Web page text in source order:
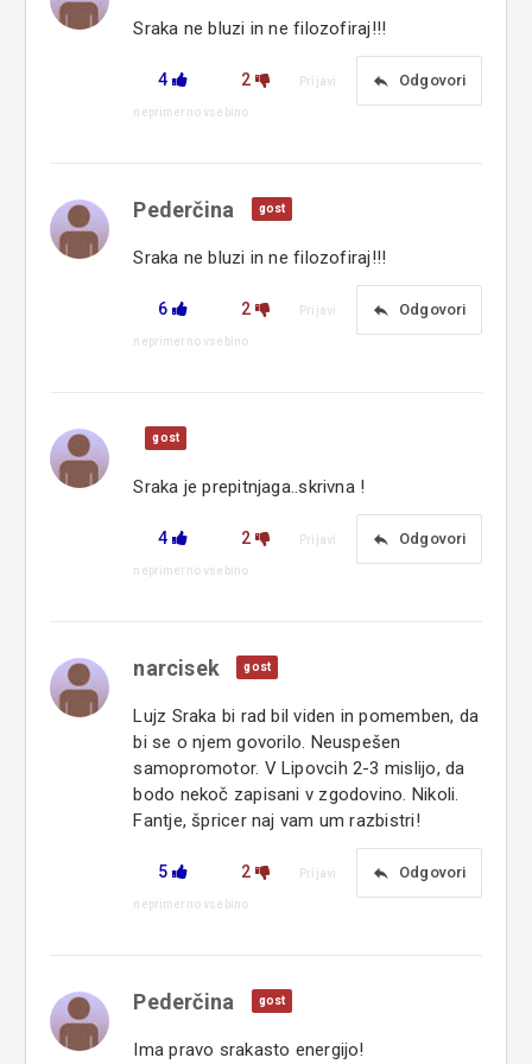
Sraka ne bluzi in ne filozofiraj!!!
4 2 reply Odgovori
Prijavi
neprimerno vsebino
Pederčina gost
Sraka ne bluzi in ne filozofiraj!!!
6 2 reply Odgovori
Prijavi
neprimerno vsebino
gost
Sraka je prepitnjaga..skrivna !
4 2 reply Odgovori
Prijavi
neprimerno vsebino
narcisek gost
Lujz Sraka bi rad bil viden in pomemben, da
bi se o njem govorilo. Neuspešen
samopromotor. V Lipovcih 2-3 mislijo, da
bodo nekoč zapisani v zgodovino. Nikoli.
Fantje, špricer naj vam um razbistri!
5 2 reply Odgovori
Prijavi
neprimerno vsebino
Pederčina gost
Ima pravo srakasto energijo!